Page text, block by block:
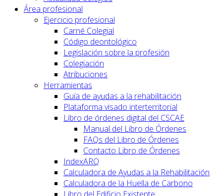
Área profesional
Ejercicio profesional
Carné Colegial
Código deontológico
Legislación sobre la profesión
Colegiación
Atribuciones
Herramientas
Guía de ayudas a la rehabilitación
Plataforma visado interterritorial
Libro de órdenes digital del CSCAE
Manual del Libro de Órdenes
FAQs del Libro de Órdenes
Contacto Libro de Órdenes
IndexARQ
Calculadora de Ayudas a la Rehabilitación
Calculadora de la Huella de Carbono